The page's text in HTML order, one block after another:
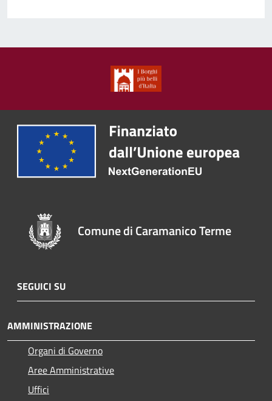
Comune di Caramanico Terme
SEGUICI SU
AMMINISTRAZIONE
Organi di Governo
Aree Amministrative
Uffici